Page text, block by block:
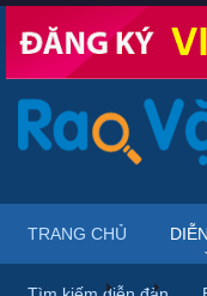
Diễn đàn ...
TRANG CHỦ